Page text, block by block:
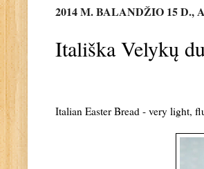
2014 M. BALANDŽIO 15 D.,
Itališka Velykų
Italian Easter Bread - very light,